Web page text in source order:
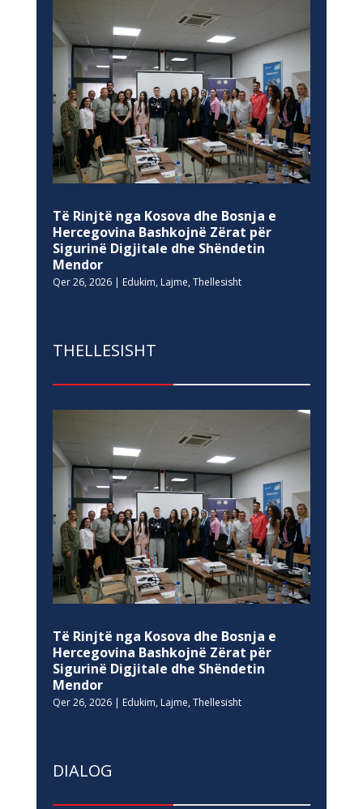
Të Rinjtë nga Kosova dhe Bosnja e
Hercegovina Bashkojnë Zërat për
Sigurinë Digjitale dhe Shëndetin
Mendor
Qer 26, 2026| Edukim, Lajme, Thellesisht
THELLESISHT
Të Rinjtë nga Kosova dhe Bosnja e
Hercegovina Bashkojnë Zërat për
Sigurinë Digjitale dhe Shëndetin
Mendor
Qer 26, 2026| Edukim, Lajme, Thellesisht
DIALOG